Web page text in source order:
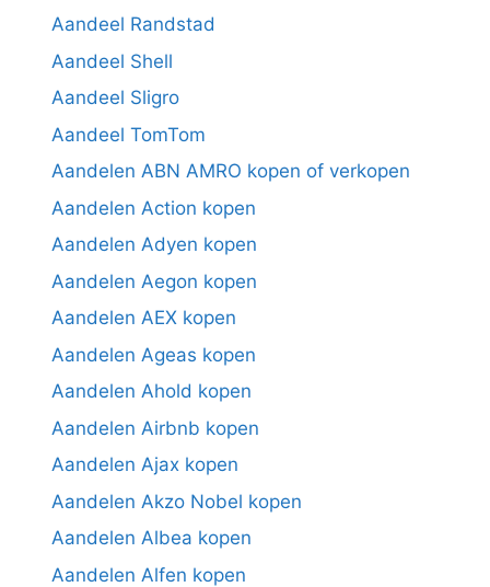
Aandeel Randstad
Aandeel Shell
Aandeel Sligro
Aandeel TomTom
Aandelen ABN AMRO kopen of verkopen
Aandelen Action kopen
Aandelen Adyen kopen
Aandelen Aegon kopen
Aandelen AEX kopen
Aandelen Ageas kopen
Aandelen Ahold kopen
Aandelen Airbnb kopen
Aandelen Ajax kopen
Aandelen Akzo Nobel kopen
Aandelen Albea kopen
Aandelen Alfen kopen